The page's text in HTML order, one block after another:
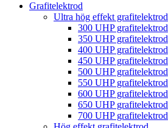
Grafitelektrod
Ultra hög effekt grafitelektrod
300 UHP grafitelektrod
350 UHP grafitelektrod
400 UHP grafitelektrod
450 UHP grafitelektrod
500 UHP grafitelektrod
550 UHP grafitelektrod
600 UHP grafitelektrod
650 UHP grafitelektrod
700 UHP grafitelektrod